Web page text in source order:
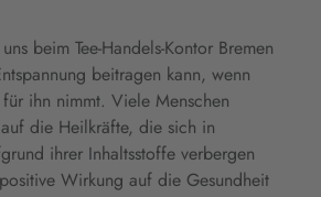
beim Tee-Handels-Kontor Bremen
beitragen kann, wenn
ihn nimmt. Viele Menschen
die Heilkräfte, die sich in
ihrer Inhaltsstoffe verbergen
Wirkung auf die Gesundheit